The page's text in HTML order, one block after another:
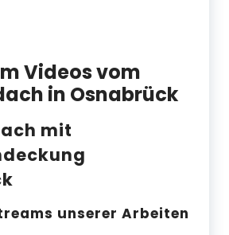
Videos vom
in Osnabrück
mit
unserer Arbeiten